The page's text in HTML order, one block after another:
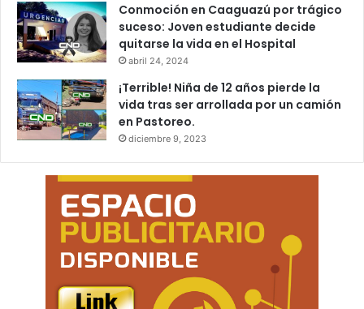
Conmoción en Caaguazú por trágico
suceso: Joven estudiante decide
quitarse la vida en el Hospital
abril 24, 2024
¡Terrible! Niña de 12 años pierde la
vida tras ser arrollada por un camión
en Pastoreo.
diciembre 9, 2023